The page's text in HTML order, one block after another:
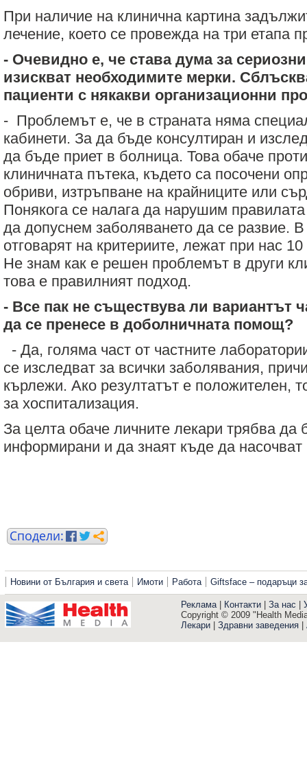
При наличие на клинична картина
лечение, което се провежда на три етапа
- Очевидно е, че става дума за
изискват необходимите мерки.
пациенти с някакви организационни
- Проблемът е, че в страната няма
кабинети. За да бъде консултиран и
да бъде приет в болница. Това обаче
клиничната пътека, където са посочени
обриви, изтръпване на крайниците или
Понякога се налага да нарушим
да допуснем заболяването да се развие.
отговарят на критериите, лежат при нас
Не знам как е решен проблемът в други
това е правилният подход.
- Все пак не съществува ли вариантът
да се пренесе в доболничната помощ?
- Да, голяма част от частните
се изследват за всички заболявания,
кърлежи. Ако резултатът е положителен,
за хоспитализация.
За целта обаче личните лекари трябва да
информирани и да знаят къде да насочват
Новини от България и света Имоти Работа Giftsface – подаръци
Реклама| Контакти За нас
Copyright © 2009 "Health
Лекари
Здравни заведения